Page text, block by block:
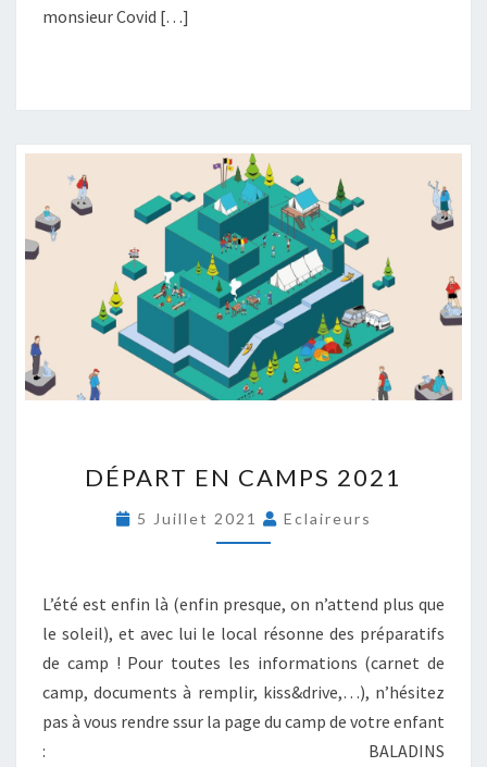
T
E
T
P
R
È
S
L
E
S
I
V
S
S
O
U
T
monsieur Covid […]
É
A
R
E
C
A
M
P
DÉPART EN CAMPS 2021
5 Juillet 2021 Eclaireurs
L’été est enfin là (enfin presque, on n’attend plus que
le soleil), et avec lui le local résonne des préparatifs
de camp ! Pour toutes les informations (carnet de
camp, documents à remplir, kiss&drive,…), n’hésitez
pas à vous rendre ssur la page du camp de votre enfant
: BALADINS